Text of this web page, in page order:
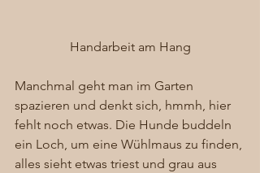
Handarbeit am Hang
Manchmal geht man im Garten
spazieren und denkt sich, hmmh, hier
fehlt noch etwas. Die Hunde buddeln
ein Loch, um eine Wühlmaus zu finden,
alles sieht etwas triest und grau aus